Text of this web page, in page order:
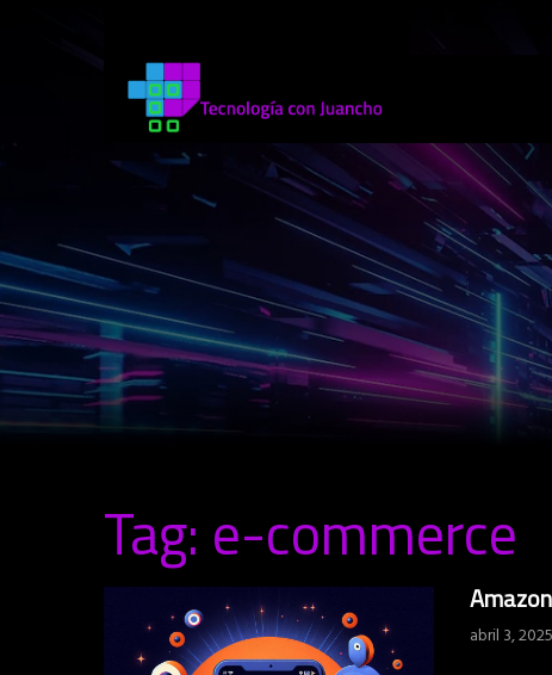
Tag: e-commerce
abril 3, 2025